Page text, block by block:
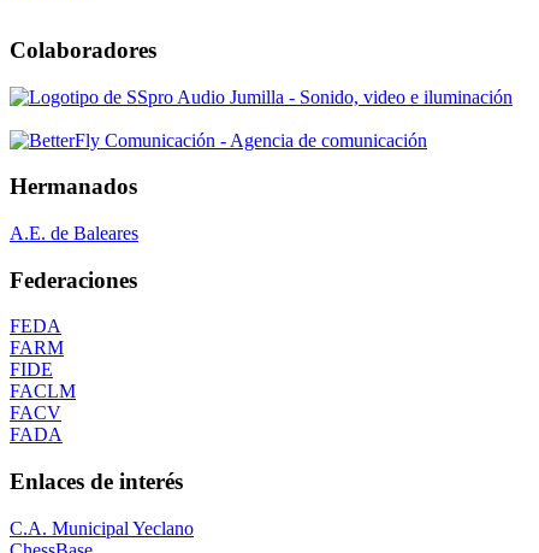
Colaboradores
Hermanados
A.E. de Baleares
Federaciones
FEDA
FARM
FIDE
FACLM
FACV
FADA
Enlaces de interés
C.A. Municipal Yeclano